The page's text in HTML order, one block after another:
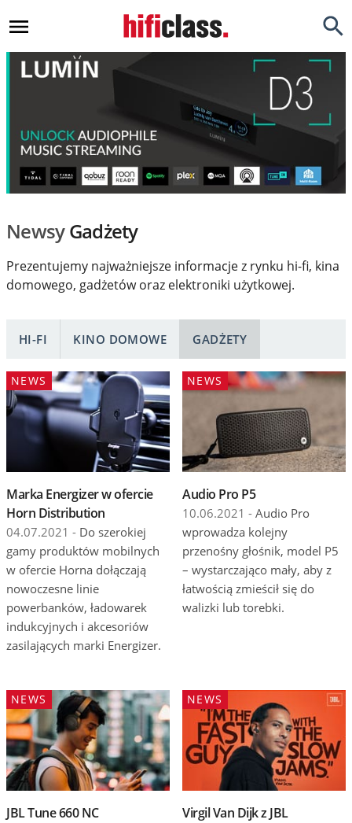
Testy
Opinie
Okazje
Gadżety
Porady
Prezentacje
Wywiady
Muzyka
Filmy
NewsyGadżety
Prezentujemy najważniejsze informacje z rynku hi-fi, kina
domowego, gadżetów oraz elektroniki użytkowej.
HI-FI KINO DOMOWE GADŻETY
Marka Energizer w ofercie
Horn Distribution
04.07.2021 - Do szerokiej
gamy produktów mobilnych
w ofercie Horna dołączają
nowoczesne linie
powerbanków, ładowarek
indukcyjnych i akcesoriów
zasilających marki Energizer.
NEWS
Audio Pro P5
10.06.2021 - Audio Pro
wprowadza kolejny
przenośny głośnik, model P5
– wystarczająco mały, aby z
łatwością zmieścił się do
walizki lub torebki.
NEWS
JBL Tune 660 NC
NEWS
Virgil Van Dijk z JBL
NEWS